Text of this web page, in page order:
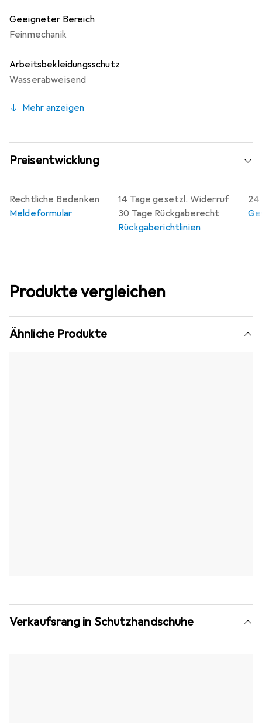
Geeigneter Bereich
Feinmechanik
Arbeitsbekleidungsschutz
Wasserabweisend
Mehr anzeigen
Preisentwicklung
14 Tage gesetzl. Widerruf
30 Tage Rückgaberecht
Rückgaberichtlinien
24
Rechtliche Bedenken
Meldeformular
Produkte vergleichen
Ähnliche Produkte
Verkaufsrang in Schutzhandschuhe